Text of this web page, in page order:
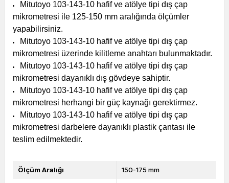
Mitutoyo 103-143-10 hafif ve atölye tipi dış çap
mikrometresi ile 125-150 mm aralığında ölçümler
yapabilirsiniz.
Mitutoyo 103-143-10 hafif ve atölye tipi dış çap
mikrometresi üzerinde kilitleme anahtarı bulunmaktadır.
Mitutoyo 103-143-10 hafif ve atölye tipi dış çap
mikrometresi dayanıklı dış gövdeye sahiptir.
Mitutoyo 103-143-10 hafif ve atölye tipi dış çap
mikrometresi herhangi bir güç kaynağı gerektirmez.
Mitutoyo 103-143-10 hafif ve atölye tipi dış çap
mikrometresi darbelere dayanıklı plastik çantası ile
teslim edilmektedir.
Ölçüm Aralığı 150-175 mm